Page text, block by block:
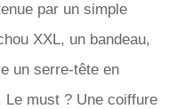
par un simple
XXL, un bandeau,
un serre-tête en
must ? Une coiffure